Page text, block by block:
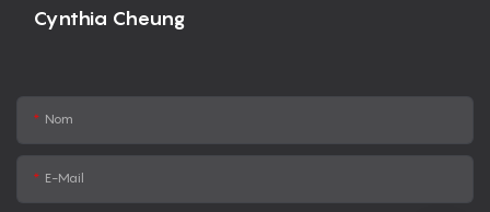
Cynthia Cheung
Nom
E-Mail